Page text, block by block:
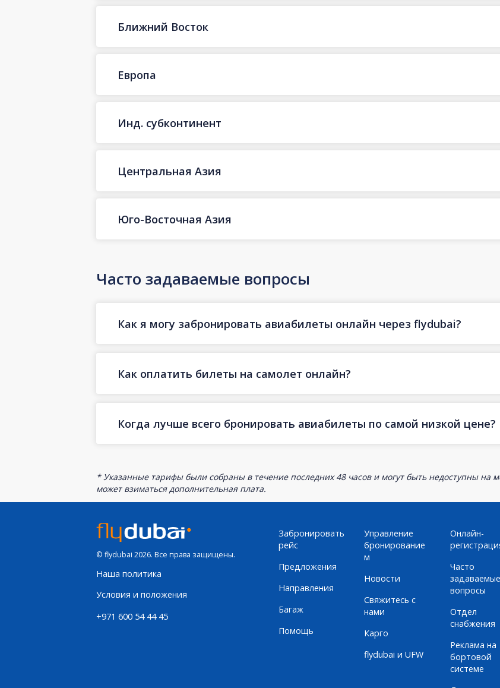
Ближний Восток
Европа
Инд. субконтинент
Центральная Азия
Юго-Восточная Азия
Часто задаваемые вопросы
Как я могу забронировать авиабилеты онлайн через flydubai?
Как оплатить билеты на самолет онлайн?
Когда лучше всего бронировать авиабилеты по самой низкой цене?
* Указанные тарифы были собраны в течение последних 48 часов и могут быть недоступны на
может взиматься дополнительная плата.
© flydubai 2026. Все права защищены.
Наша политика
Условия и положения
+971 600 54 44 45
Забронировать
рейс
Предложения
Направления
Багаж
Помощь
Управление
бронирование
м
Новости
Свяжитесь с
нами
Карго
flydubai и UFW
Онлайн-
Часто
задаваемые
вопросы
Отдел
снабжения
Реклама на
бортовой
системе